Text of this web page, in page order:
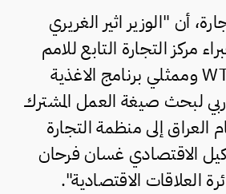
أن "الوزير اثير الغريري
مركز التجارة التابع للامم
المتحدة ومنظمة WTO وممثلي برنامج الاغذية
لبحث صيغة العمل المشترك
إلى منظمة التجارة
الاقتصادي غسان فرحان
العلاقات الاقتصادية".